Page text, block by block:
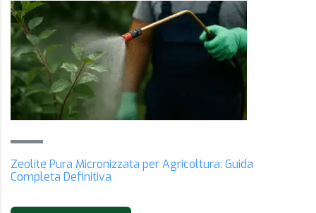
Zeolite Pura Micronizzata per Agricoltura: Guida
Completa Definitiva